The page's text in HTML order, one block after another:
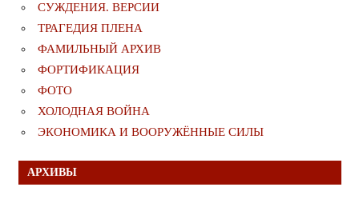
СУЖДЕНИЯ. ВЕРСИИ
ТРАГЕДИЯ ПЛЕНА
ФАМИЛЬНЫЙ АРХИВ
ФОРТИФИКАЦИЯ
ФОТО
ХОЛОДНАЯ ВОЙНА
ЭКОНОМИКА И ВООРУЖЁННЫЕ СИЛЫ
АРХИВЫ